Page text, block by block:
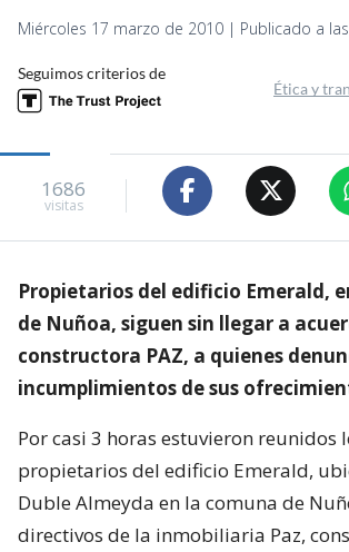
Miércoles 17 marzo de 2010 | Publicado a
Seguimos criterios de
Ética y
1686
visitas
Propietarios del edificio Emerald,
de Nuñoa, siguen sin llegar a
constructora PAZ, a quienes
incumplimientos de sus
Por casi 3 horas estuvieron reunidos
propietarios del edificio Emerald,
Duble Almeyda en la comuna de
directivos de la inmobiliaria Paz,